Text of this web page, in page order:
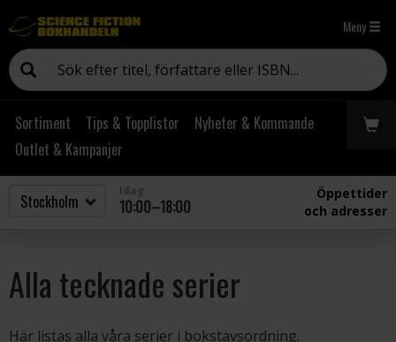
Meny
Sortiment Tips & Topplistor
Nyheter & Kommande
Outlet & Kampanjer
10:00–18:00
Öppettider
och adresser
Alla tecknade serier
Här listas alla våra serier i bokstavsordning.